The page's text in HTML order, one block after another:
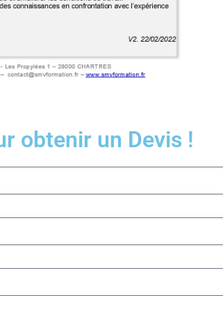
obtenir un Devis !